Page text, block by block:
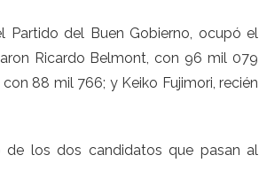
Partido del Buen Gobierno, ocupó el
Ricardo Belmont, con 96 mil 079
88 mil 766; y Keiko Fujimori, recién
de los dos candidatos que pasan al